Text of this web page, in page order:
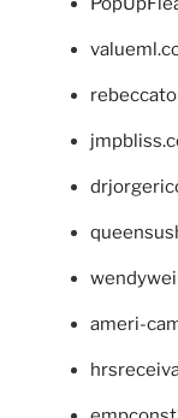
ameri-